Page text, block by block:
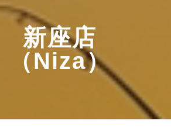
新座店
（Niza）